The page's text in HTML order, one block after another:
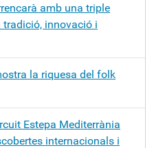
amb una triple
innovació i
la riquesa del folk
Estepa Mediterrània
internacionals i